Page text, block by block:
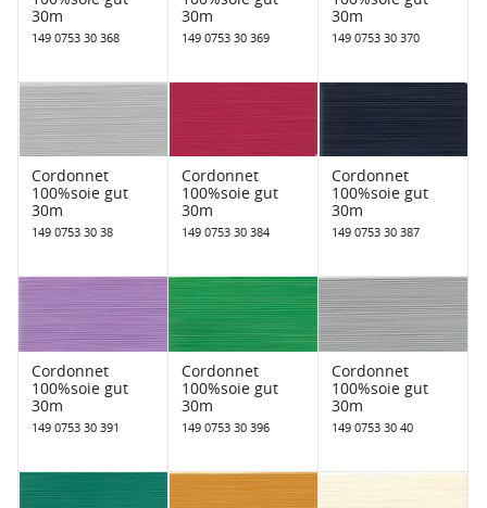
30m
149 0753 30 368
30m
149 0753 30 369
30m
149 0753 30 370
Cordonnet
100%soie gut
30m
149 0753 30 38
Cordonnet
100%soie gut
30m
149 0753 30 384
Cordonnet
100%soie gut
30m
149 0753 30 387
Cordonnet
100%soie gut
30m
149 0753 30 391
Cordonnet
100%soie gut
30m
149 0753 30 396
Cordonnet
100%soie gut
30m
149 0753 30 40